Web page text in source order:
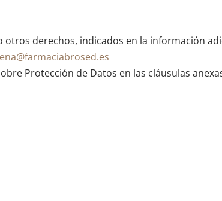
derechos, indicados en la información
Protección de Datos en las cláusulas